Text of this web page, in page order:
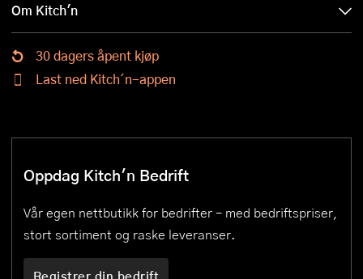
Om Kitch'n
30 dagers åpent kjøp
Last ned Kitch´n-appen
Oppdag Kitch'n Bedrift
Vår egen nettbutikk for bedrifter – med bedriftspriser,
stort sortiment og raske leveranser.
Registrer din bedrift